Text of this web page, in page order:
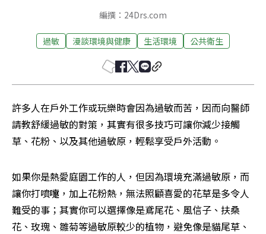
編撰：24Drs.com
過敏 漫談環境與健康 生活環境 公共衛生
許多人在戶外工作或玩樂時會因為過敏而苦，因而向醫師
請教舒緩過敏的對策，其實有很多技巧可讓你減少接觸
草、花粉、以及其他過敏原，輕鬆享受戶外活動。
如果你是熱愛庭園工作的人，但因為環境充滿過敏原，而
讓你打噴嚏，加上花粉熱，無法照顧喜愛的花草是多令人
難受的事；其實你可以選擇像是鳶尾花、風信子、扶桑
花、玫瑰、雛菊等過敏原較少的植物，避免像是貓尾草、